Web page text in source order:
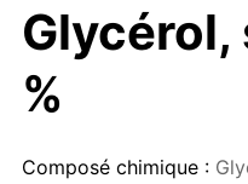
%
Composé chimique :